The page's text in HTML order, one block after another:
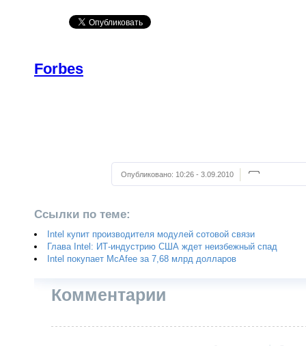
Forbes
Опубликовано: 10:26 - 3.09.2010
Ссылки по теме:
Intel купит производителя модулей сотовой связи
Глава Intel: ИТ-индустрию США ждет неизбежный спад
Intel покупает McAfee за 7,68 млрд долларов
Комментарии